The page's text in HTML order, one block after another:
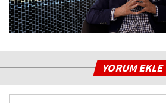
YORUM EKLE